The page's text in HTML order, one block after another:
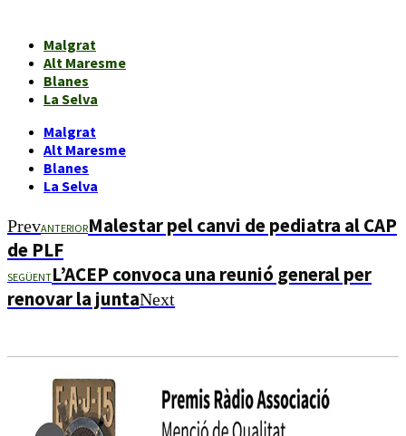
Malgrat
Alt Maresme
Blanes
La Selva
Malgrat
Alt Maresme
Blanes
La Selva
PrevANTERIORMalestar pel canvi de pediatra al CAP
de PLF
SEGÜENTL’ACEP convoca una reunió general per
renovar la juntaNext